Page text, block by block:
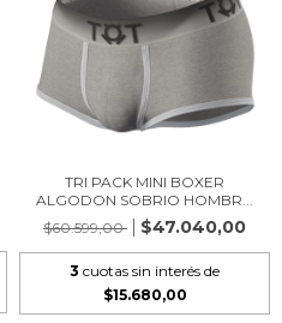
TRI PACK MINI BOXER
ALGODON SOBRIO HOMBR...
$60.599,00
$47.040,00
3 cuotas sin interés de
$15.680,00